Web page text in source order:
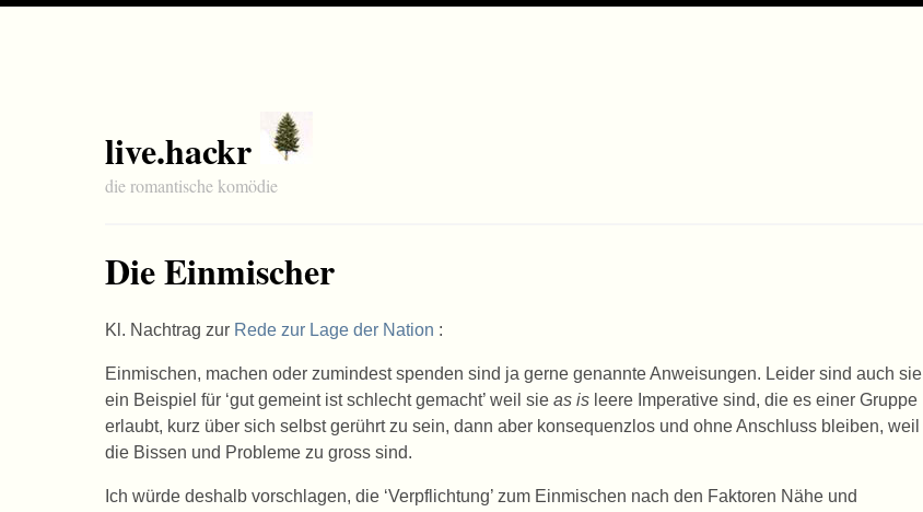
live.hackr
die romantische komödie
Die Einmischer
Kl. Nachtrag zur Rede zur Lage der Nation :
Einmischen, machen oder zumindest spenden sind ja gerne genannte Anweisungen. Leider sind auch sie
ein Beispiel für ‘gut gemeint ist schlecht gemacht’ weil sie as is leere Imperative sind, die es einer Gruppe
erlaubt, kurz über sich selbst gerührt zu sein, dann aber konsequenzlos und ohne Anschluss bleiben, weil
die Bissen und Probleme zu gross sind.
Ich würde deshalb vorschlagen, die ‘Verpflichtung’ zum Einmischen nach den Faktoren Nähe und